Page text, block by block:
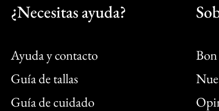
¿Necesitas ayuda?
Ayuda y contacto
Guía de tallas
Guía de cuidado
Bon